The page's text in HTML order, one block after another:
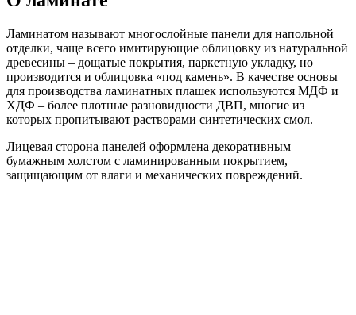
Ламинатом называют многослойные панели для напольной
отделки, чаще всего имитирующие облицовку из натуральной
древесины – дощатые покрытия, паркетную укладку, но
производится и облицовка «под камень». В качестве основы
для производства ламинатных плашек используются МДФ и
ХДФ – более плотные разновидности ДВП, многие из
которых пропитывают растворами синтетических смол.
Лицевая сторона панелей оформлена декоративным
бумажным холстом с ламинированным покрытием,
защищающим от влаги и механических повреждений.